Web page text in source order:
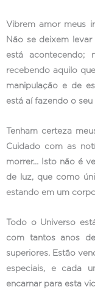
Vibrem amor meus
Não se deixem
está acontecendo;
recebendo aquilo
manipulação e de
está aí fazendo o
Tenham certeza
Cuidado com as
morrer… Isto não é
de luz, que como
estando em um
Todo o Universo
com tantos anos
superiores. Estão
especiais, e cada
encarnar para esta